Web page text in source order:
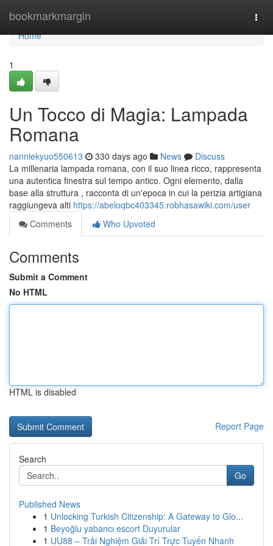
bookmarkmargin
Home
Home
1
Un Tocco di Magia: Lampada
Romana
nanniekyuo550613 330 days ago News
Discuss
La millenaria lampada romana, con il suo linea ricco, rappresenta
una autentica finestra sul tempo antico. Ogni elemento, dalla
base alla struttura , racconta di un'epoca in cui la perizia artigiana
raggiungeva alti https://abeloqbc403345.robhasawiki.com/user
Comments
Who Upvoted
Comments
Submit a Comment
No HTML
HTML is disabled
Report Page
Search
Go
Published News
1 Unlocking Turkish Citizenship: A Gateway to Glo...
1 Beyoğlu yabancı escort Duyurular
1 UU88 – Trải Nghiệm Giải Trí Trực Tuyến Nhanh